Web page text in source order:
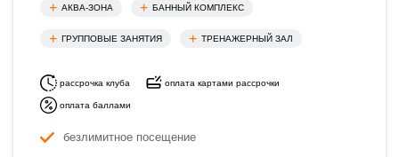
АКВА-ЗОНА БАННЫЙ КОМПЛЕКС
ГРУППОВЫЕ ЗАНЯТИЯ ТРЕНАЖЕРНЫЙ ЗАЛ
рассрочка клуба оплата картами рассрочки
оплата баллами
безлимитное посещение